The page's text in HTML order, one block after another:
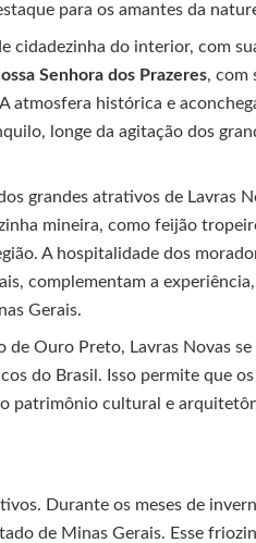
para os amantes da
cidadezinha do interior, com
Senhora dos Prazeres, com
atmosfera histórica e
longe da agitação dos
grandes atrativos de Lavras
mineira, como feijão
A hospitalidade dos
complementam a
Gerais.
de Ouro Preto, Lavras Novas se
do Brasil. Isso permite que
patrimônio cultural e
Durante os meses de
de Minas Gerais. Esse